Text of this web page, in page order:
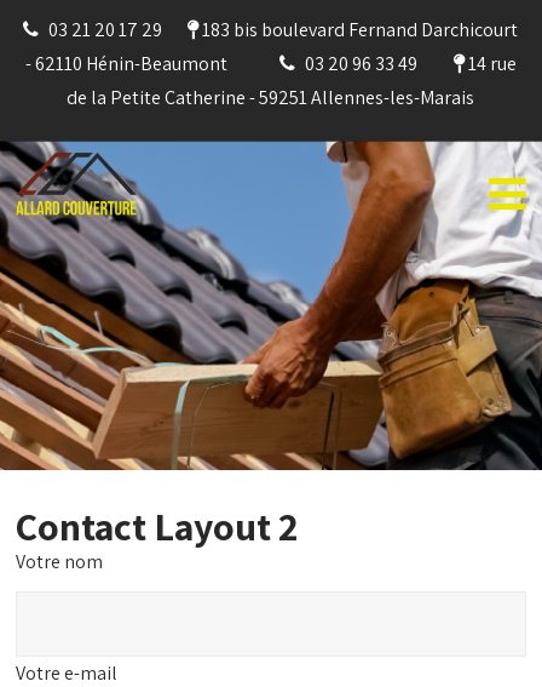
03 21 20 17 29 183 bis boulevard Fernand Darchicourt
- 62110 Hénin-Beaumont
03 20 96 33 49
14 rue
de la Petite Catherine - 59251 Allennes-les-Marais
Contact Layout 2
Votre nom
Votre e-mail